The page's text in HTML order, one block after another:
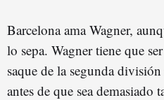
Barcelona ama Wagner,
lo sepa. Wagner tiene que
saque de la segunda
antes de que sea demasiado